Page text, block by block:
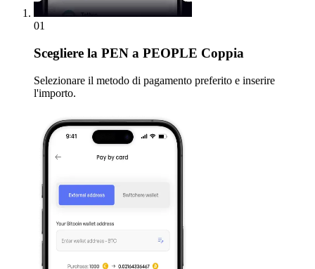
01
Scegliere la PEN a PEOPLE Coppia
Selezionare il metodo di pagamento preferito e inserire
l'importo.